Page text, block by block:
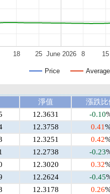
Price Average
June 2026
18 25 8 15
淨值 漲跌比
12.3631 -0.10
12.3758 0.41
12.3251 0.42
12.2738 -0.23
12.3020 0.32
12.2624 -0.45
12.3178 0.26